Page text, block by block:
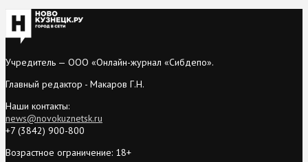
Учредитель — ООО «Онлайн-журнал «Сибдепо».
Главный редактор - Макаров Г.Н.
Наши контакты:
news@novokuznetsk.ru
+7 (3842) 900-800
Возрастное ограничение: 18+